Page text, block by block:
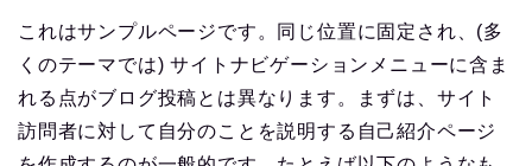
これはサンプルページです。同じ位置に固定され、(多
くのテーマでは) サイトナビゲーションメニューに含ま
れる点がブログ投稿とは異なります。まずは、サイト
訪問者に対して自分のことを説明する自己紹介ページ